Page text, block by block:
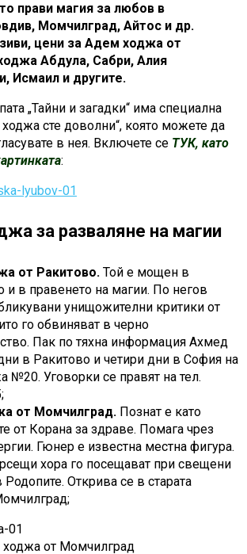
прави магия за любов в
Момчилград, Айтос и др.
цени за Адем ходжа от
Абдула, Сабри, Алия
Исмаил и другите.
„Тайни и загадки“ има специална
ходжа сте доволни“, която можете да
в нея. Включете се ТУК, като
:
за разваляне на магии
от Ракитово. Той е мощен в
и в правенето на магии. По негов
унищожителни критики от
го обвиняват в черно
Пак по тяхна информация Ахмед
в Ракитово и четири дни в София на
№20. Уговорки се правят на тел.
от Момчилград. Познат е като
от Корана за здраве. Помага чрез
Гюнер е известна местна фигура.
хора го посещават при свещени
Родопите. Открива се в старата
от Момчилград